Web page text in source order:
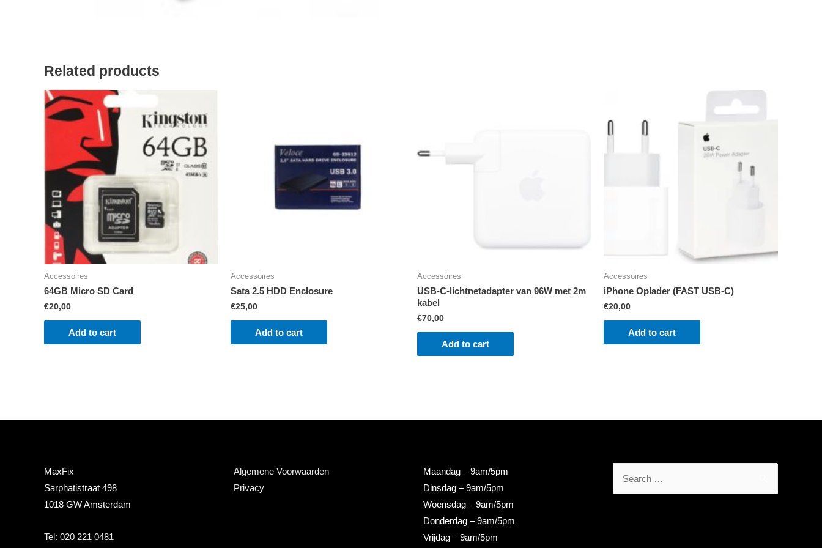
Related products
Accessoires
64GB Micro SD Card
€20,00
Add to cart
Accessoires
Sata 2.5 HDD Enclosure
€25,00
Add to cart
Accessoires
USB‑C-lichtnetadapter van 96W met 2m
kabel
€70,00
Add to cart
Accessoires
iPhone Oplader (FAST USB-C)
€20,00
Add to cart
MaxFix
Sarphatistraat 498
1018 GW Amsterdam
Tel: 020 221 0481
Algemene Voorwaarden
Privacy
Maandag – 9am/5pm
Dinsdag – 9am/5pm
Woensdag – 9am/5pm
Donderdag – 9am/5pm
Vrijdag – 9am/5pm